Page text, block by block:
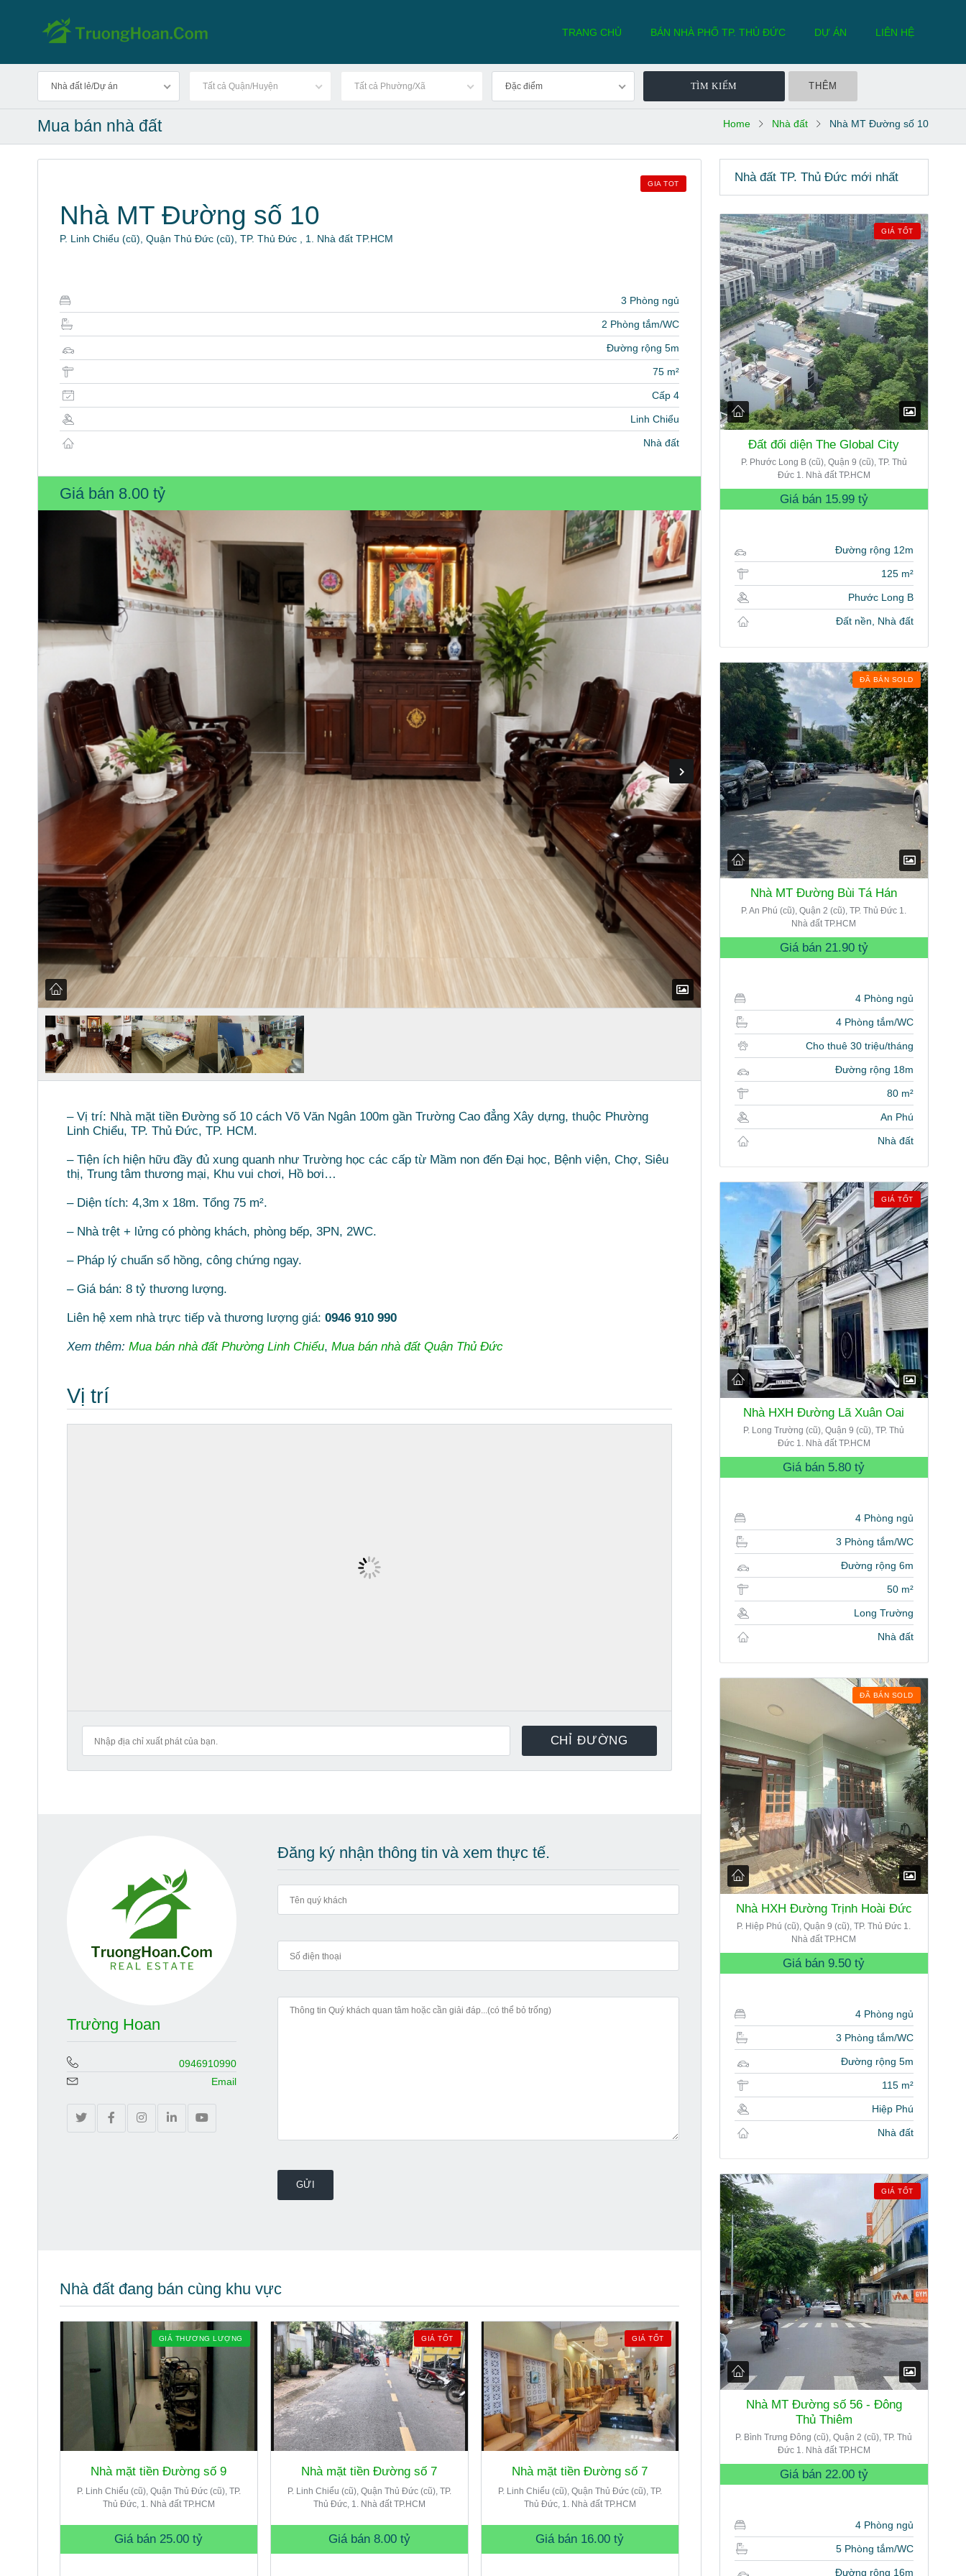
TRANG CHỦ BÁN NHÀ PHỐ TP. THỦ ĐỨC DỰ ÁN LIÊN HỆ
Nhà đất lẻ/Dự án Tất cả Quận/Huyện Tất cả Phường/Xã Đặc điểm THÊM
Mua bán nhà đất Home Nhà đất Nhà MT Đường số 10
GIA TOT
Nhà MT Đường số 10
P. Linh Chiểu (cũ), Quận Thủ Đức (cũ), TP. Thủ Đức , 1. Nhà đất TP.HCM
3 Phòng ngủ
2 Phòng tắm/WC
Đường rộng 5m
75 m²
Cấp 4
Linh Chiểu
Nhà đất
Giá bán 8.00 tỷ
– Vị trí: Nhà mặt tiền Đường số 10 cách Võ Văn Ngân 100m gần Trường Cao đẳng Xây dựng, thuộc Phường
Linh Chiểu, TP. Thủ Đức, TP. HCM.
– Tiện ích hiện hữu đầy đủ xung quanh như Trường học các cấp từ Mầm non đến Đại học, Bệnh viện, Chợ, Siêu
thị, Trung tâm thương mại, Khu vui chơi, Hồ bơi…
– Diện tích: 4,3m x 18m. Tổng 75 m².
– Nhà trệt + lửng có phòng khách, phòng bếp, 3PN, 2WC.
– Pháp lý chuẩn sổ hồng, công chứng ngay.
– Giá bán: 8 tỷ thương lượng.
Liên hệ xem nhà trực tiếp và thương lượng giá: 0946 910 990
Xem thêm: Mua bán nhà đất Phường Linh Chiểu, Mua bán nhà đất Quận Thủ Đức
Vị trí
Trường Hoan
0946910990
Email
Đăng ký nhận thông tin và xem thực tế.
Nhà đất đang bán cùng khu vực
GIÁ THƯƠNG LƯỢNG
Nhà mặt tiền Đường số 9
P. Linh Chiểu (cũ), Quận Thủ Đức (cũ), TP.
Thủ Đức, 1. Nhà đất TP.HCM
Giá bán 25.00 tỷ
GIÁ TỐT
Nhà mặt tiền Đường số 7
P. Linh Chiểu (cũ), Quận Thủ Đức (cũ), TP.
Thủ Đức, 1. Nhà đất TP.HCM
Giá bán 8.00 tỷ
GIÁ TỐT
Nhà mặt tiền Đường số 7
P. Linh Chiểu (cũ), Quận Thủ Đức (cũ), TP.
Thủ Đức, 1. Nhà đất TP.HCM
Giá bán 16.00 tỷ
Nhà đất TP. Thủ Đức mới nhất
GIÁ TỐT
Đất đối diện The Global City
P. Phước Long B (cũ), Quận 9 (cũ), TP. Thủ
Đức 1. Nhà đất TP.HCM
Giá bán 15.99 tỷ
Đường rộng 12m
125 m²
Phước Long B
Đất nền, Nhà đất
ĐÃ BÁN SOLD
Nhà MT Đường Bùi Tá Hán
P. An Phú (cũ), Quận 2 (cũ), TP. Thủ Đức 1.
Nhà đất TP.HCM
Giá bán 21.90 tỷ
4 Phòng ngủ
4 Phòng tắm/WC
Cho thuê 30 triệu/tháng
Đường rộng 18m
80 m²
An Phú
Nhà đất
GIÁ TỐT
Nhà HXH Đường Lã Xuân Oai
P. Long Trường (cũ), Quận 9 (cũ), TP. Thủ
Đức 1. Nhà đất TP.HCM
Giá bán 5.80 tỷ
4 Phòng ngủ
3 Phòng tắm/WC
Đường rộng 6m
50 m²
Long Trường
Nhà đất
ĐÃ BÁN SOLD
Nhà HXH Đường Trịnh Hoài Đức
P. Hiệp Phú (cũ), Quận 9 (cũ), TP. Thủ Đức 1.
Nhà đất TP.HCM
Giá bán9.50 tỷ
4 Phòng ngủ
3 Phòng tắm/WC
Đường rộng 5m
115 m²
Hiệp Phú
Nhà đất
GIÁ TỐT
Nhà MT Đường số 56 - Đông
Thủ Thiêm
P. Bình Trưng Đông (cũ), Quận 2 (cũ), TP. Thủ
Đức 1. Nhà đất TP.HCM
Giá bán 22.00 tỷ
4 Phòng ngủ
5 Phòng tắm/WC
Đường rộng 16m